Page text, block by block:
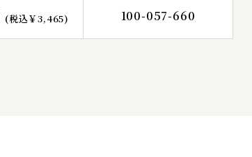
(税込￥3,465) 100-057-660